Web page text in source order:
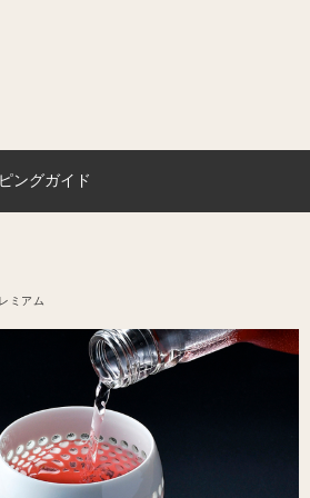
ングガイド
ミアム